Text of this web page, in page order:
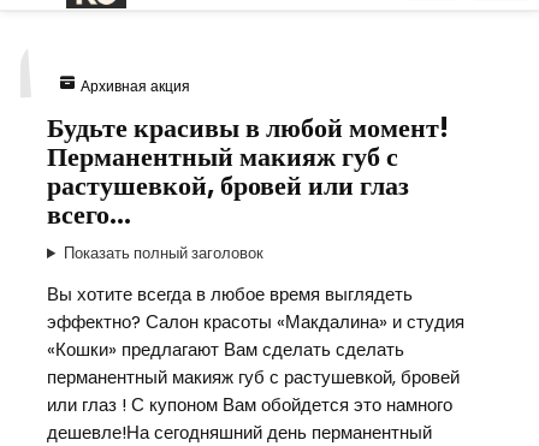
Архивная акция
Будьте красивы в любой момент!
Перманентный макияж губ с
растушевкой, бровей или глаз
всего…
Показать полный заголовок
Вы хотите всегда в любое время выглядеть
эффектно? Салон красоты «Макдалина» и студия
«Кошки» предлагают Вам сделать сделать
перманентный макияж губ с растушевкой, бровей
или глаз ! С купоном Вам обойдется это намного
дешевле!На сегодняшний день перманентный